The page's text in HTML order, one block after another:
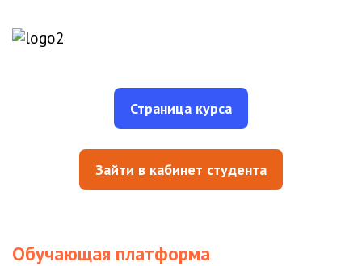
Страница курса
Зайти в кабинет студента
Обучающая платформа